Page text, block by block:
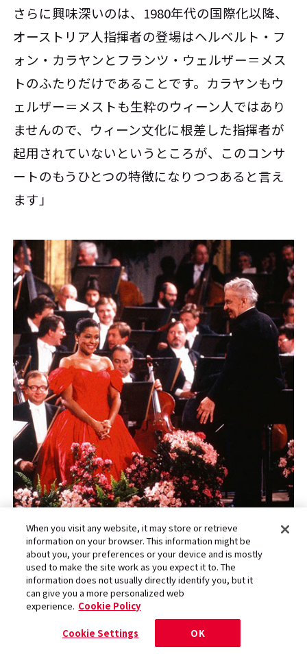
さらに興味深いのは、1980年代の国際化以降、
オーストリア人指揮者の登場はヘルベルト・フ
ォン・カラヤンとフランツ・ウェルザー＝メス
トのふたりだけであることです。カラヤンもウ
ェルザー＝メストも生粋のウィーン人ではあり
ませんので、ウィーン文化に根差した指揮者が
起用されていないというところが、このコンサ
ートのもうひとつの特徴になりつつあると言え
ます」
ヘルベルト・フォン・カラヤン Photo：© Karajan Archi
v; S. Lauterwasser (from the booklet for 26 CD Set “New
Year’s Concert: The Complete Works, Expanded Edition,
Sony Classical, 19439764562)
When you visit any website, it may store or retrieve
information on your browser. This information might be
about you, your preferences or your device and is mostly
used to make the site work as you expect it to. The
information does not usually directly identify you, but it
can give you a more personalized web
experience. Cookie Policy
Cookie Settings OK